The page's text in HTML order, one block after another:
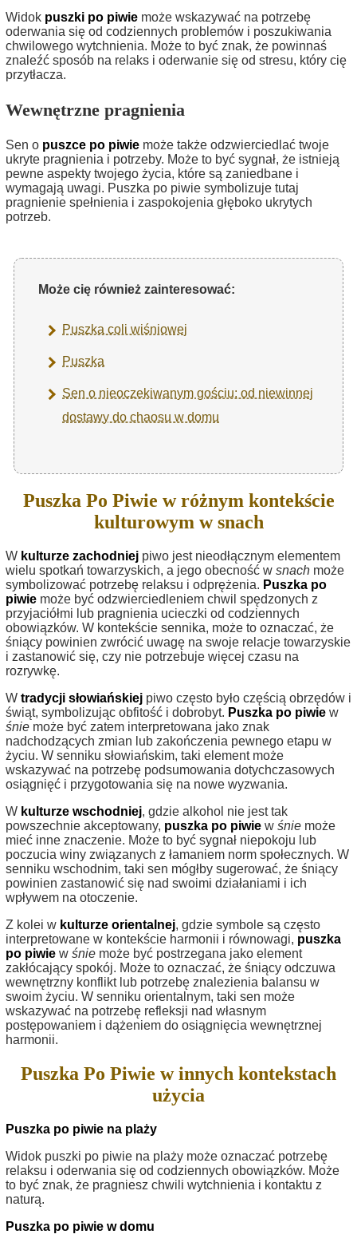
Widok puszki po piwie może wskazywać na potrzebę
oderwania się od codziennych problemów i poszukiwania
chwilowego wytchnienia. Może to być znak, że powinnaś
znaleźć sposób na relaks i oderwanie się od stresu, który cię
przytłacza.
Wewnętrzne pragnienia
Sen o puszce po piwie może także odzwierciedlać twoje
ukryte pragnienia i potrzeby. Może to być sygnał, że istnieją
pewne aspekty twojego życia, które są zaniedbane i
wymagają uwagi. Puszka po piwie symbolizuje tutaj
pragnienie spełnienia i zaspokojenia głęboko ukrytych
potrzeb.
Może cię również zainteresować:
Puszka coli wiśniowej
Puszka
Sen o nieoczekiwanym gościu: od niewinnej
dostawy do chaosu w domu
Puszka Po Piwie w różnym kontekście
kulturowym w snach
W kulturze zachodniej piwo jest nieodłącznym elementem
wielu spotkań towarzyskich, a jego obecność w snach może
symbolizować potrzebę relaksu i odprężenia. Puszka po
piwie może być odzwierciedleniem chwil spędzonych z
przyjaciółmi lub pragnienia ucieczki od codziennych
obowiązków. W kontekście sennika, może to oznaczać, że
śniący powinien zwrócić uwagę na swoje relacje towarzyskie
i zastanowić się, czy nie potrzebuje więcej czasu na
rozrywkę.
W tradycji słowiańskiej piwo często było częścią obrzędów i
świąt, symbolizując obfitość i dobrobyt. Puszka po piwie w
śnie może być zatem interpretowana jako znak
nadchodzących zmian lub zakończenia pewnego etapu w
życiu. W senniku słowiańskim, taki element może
wskazywać na potrzebę podsumowania dotychczasowych
osiągnięć i przygotowania się na nowe wyzwania.
W kulturze wschodniej, gdzie alkohol nie jest tak
powszechnie akceptowany, puszka po piwie w śnie może
mieć inne znaczenie. Może to być sygnał niepokoju lub
poczucia winy związanych z łamaniem norm społecznych. W
senniku wschodnim, taki sen mógłby sugerować, że śniący
powinien zastanowić się nad swoimi działaniami i ich
wpływem na otoczenie.
Z kolei w kulturze orientalnej, gdzie symbole są często
interpretowane w kontekście harmonii i równowagi, puszka
po piwie w śnie może być postrzegana jako element
zakłócający spokój. Może to oznaczać, że śniący odczuwa
wewnętrzny konflikt lub potrzebę znalezienia balansu w
swoim życiu. W senniku orientalnym, taki sen może
wskazywać na potrzebę refleksji nad własnym
postępowaniem i dążeniem do osiągnięcia wewnętrznej
harmonii.
Puszka Po Piwie w innych kontekstach
użycia
Puszka po piwie na plaży
Widok puszki po piwie na plaży może oznaczać potrzebę
relaksu i oderwania się od codziennych obowiązków. Może
to być znak, że pragniesz chwili wytchnienia i kontaktu z
naturą.
Puszka po piwie w domu